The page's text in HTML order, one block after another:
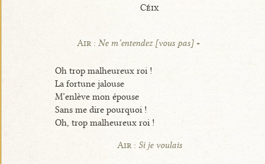
Céix
Air : Ne m’entendez [vous pas]
Oh trop malheureux roi !
La fortune jalouse
M’enlève mon épouse
Sans me dire pourquoi !
Oh, trop malheureux roi !
Air : Si je voulais